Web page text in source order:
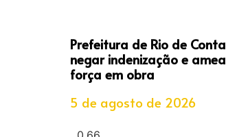
Prefeitura de Rio de
negar indenização e
força em obra
5 de agosto de 2026